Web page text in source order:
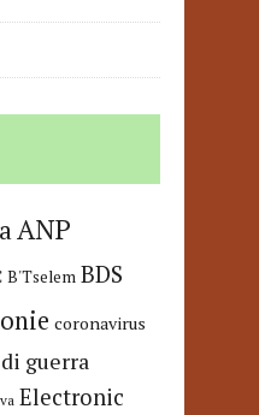
ANP
B'Tselem BDS
coronavirus
guerra
Electronic